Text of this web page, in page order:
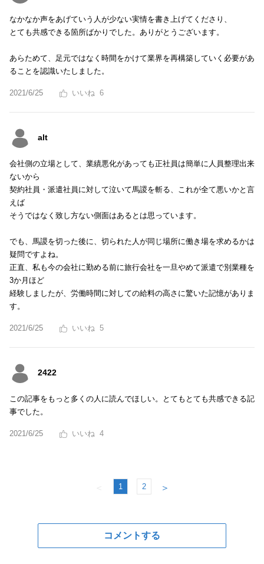
なかなか声をあげていう人が少ない実情を書き上げてくださり、
とても共感できる箇所ばかりでした。ありがとうございます。
あらためて、足元ではなく時間をかけて業界を再構築していく必要があ
ることを認識いたしました。
2021/6/25 6
alt
会社側の立場として、業績悪化があっても正社員は簡単に人員整理出来
ないから
契約社員・派遣社員に対して泣いて馬謖を斬る、これが全て悪いかと言
えば
そうではなく致し方ない側面はあるとは思っています。
でも、馬謖を切った後に、切られた人が同じ場所に働き場を求めるかは
疑問ですよね。
正直、私も今の会社に勤める前に旅行会社を一旦やめて派遣で別業種を
3か月ほど
経験しましたが、労働時間に対しての給料の高さに驚いた記憶がありま
す。
2021/6/25 5
2422
この記事をもっと多くの人に読んでほしい。とてもとても共感できる記
事でした。
2021/6/25 4
＜ 1 2 ＞
コメントする